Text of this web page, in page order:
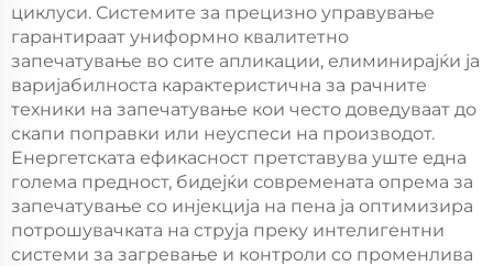
циклуси. Системите за прецизно управување
гарантираат униформно квалитетно
запечатување во сите апликации, елиминирајќи ја
варијабилноста карактеристична за рачните
техники на запечатување кои често доведуваат до
скапи поправки или неуспеси на производот.
Енергетската ефикасност претставува уште една
голема предност, бидејќи современата опрема за
запечатување со инјекција на пена ја оптимизира
потрошувачката на струја преку интелигентни
системи за загревање и контроли со променлива